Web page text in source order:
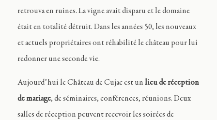
retrouva en ruines. La vigne avait disparu et le domaine
était en totalité détruit. Dans les années 50, les nouveaux
et actuels propriétaires ont réhabilité le château pour lui
redonner une seconde vie.
Aujourd’hui le Château de Cujac est un lieu de réception
de mariage, de séminaires, conférences, réunions. Deux
salles de réception peuvent recevoir les soirées de